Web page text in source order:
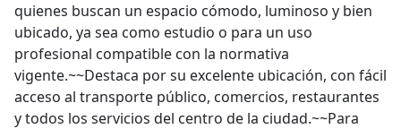
quienes buscan un espacio cómodo, luminoso y bien
ubicado, ya sea como estudio o para un uso
profesional compatible con la normativa
vigente.~~Destaca por su excelente ubicación, con fácil
acceso al transporte público, comercios, restaurantes
y todos los servicios del centro de la ciudad.~~Para